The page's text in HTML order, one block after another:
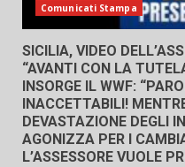
Comunicati Stampa
SICILIA, VIDEO
“AVANTI CON LA
INSORGE IL WWF:
INACCETTABILI!
DEVASTAZIONE DEGLI
AGONIZZA PER I
L’ASSESSORE VUOLE